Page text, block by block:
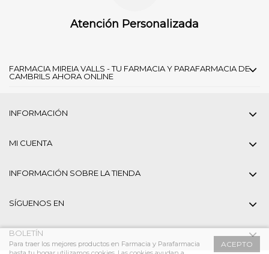
Atención Personalizada
FARMACIA MIREIA VALLS - TU FARMACIA Y PARAFARMACIA DE
CAMBRILS AHORA ONLINE
INFORMACIÓN
MI CUENTA
INFORMACIÓN SOBRE LA TIENDA
SÍGUENOS EN
BOLETÍN
ACEPTO
Para traer los mejores productos en Farmacia y Parafarmacia